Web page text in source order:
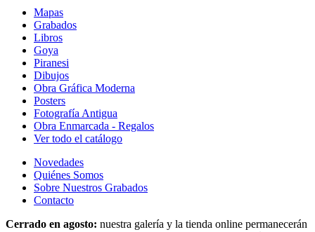
Mapas
Grabados
Libros
Goya
Piranesi
Dibujos
Obra Gráfica Moderna
Posters
Fotografía Antigua
Obra Enmarcada - Regalos
Ver todo el catálogo
Novedades
Quiénes Somos
Sobre Nuestros Grabados
Contacto
Cerrado en agosto: nuestra galería y la tienda online permanecerán